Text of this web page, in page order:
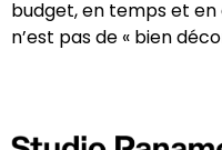
budget, en temps et en
n’est pas de « bien